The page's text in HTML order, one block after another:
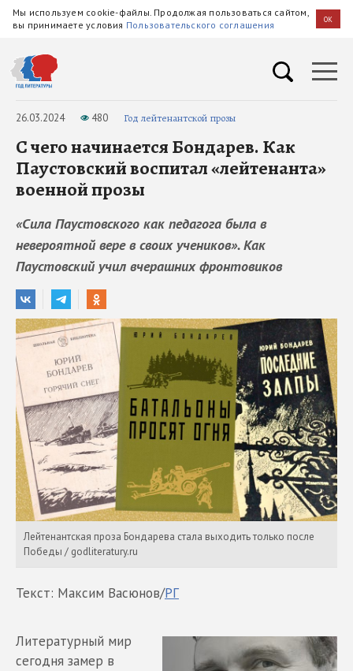
Мы используем cookie-файлы. Продолжая пользоваться сайтом,
вы принимаете условия Пользовательского соглашения OK
26.03.2024 480 Год лейтенантской прозы
С чего начинается Бондарев. Как
Паустовский воспитал «лейтенанта»
военной прозы
«Сила Паустовского как педагога была в
невероятной вере в своих учеников». Как
Паустовский учил вчерашних фронтовиков
Лейтенантская проза Бондарева стала выходить только после
Победы / godliteratury.ru
Текст: Максим Васюнов/РГ
Литературный мир
сегодня замер в